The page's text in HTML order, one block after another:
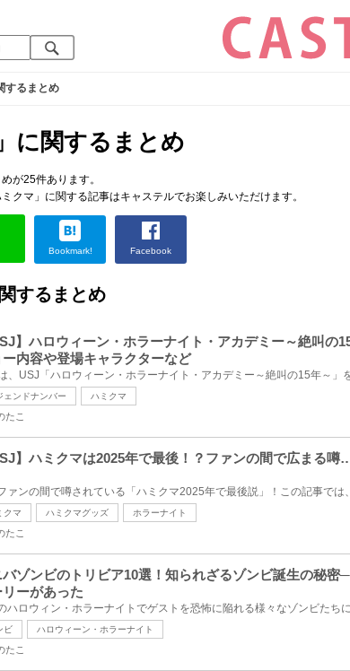
するまとめ
に関するまとめ
が25件あります。
クマ」に関する記事はキャステルでお楽しみいただけます。
Bookmark! Facebook
するまとめ
】ハロウィーン・ホラーナイト・アカデミー～絶叫の
ー内容や登場キャラクターなど
ェンドナンバー ハミクマ
たこ
】ハミクマは2025年で最後！？ファンの間で広まる
クマ ハミクマグッズ ホラーナイト
たこ
ゾンビのトリビア10選！知られざるゾンビ誕生の秘密
リーがあった
ビ ハロウィーン・ホラーナイト
たこ